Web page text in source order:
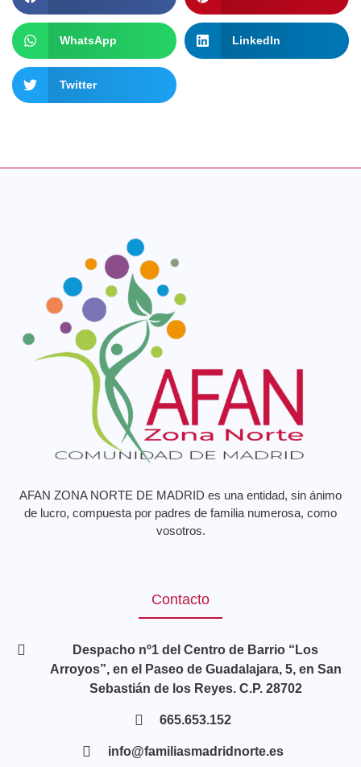
WhatsApp LinkedIn
Twitter
AFAN ZONA NORTE DE MADRID es una entidad, sin ánimo
de lucro, compuesta por padres de familia numerosa, como
vosotros.
Contacto
Despacho nº1 del Centro de Barrio “Los
Arroyos”, en el Paseo de Guadalajara, 5, en San
Sebastián de los Reyes. C.P. 28702
665.653.152
info@familiasmadridnorte.es